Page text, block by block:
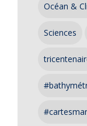
Océan &
Sciences